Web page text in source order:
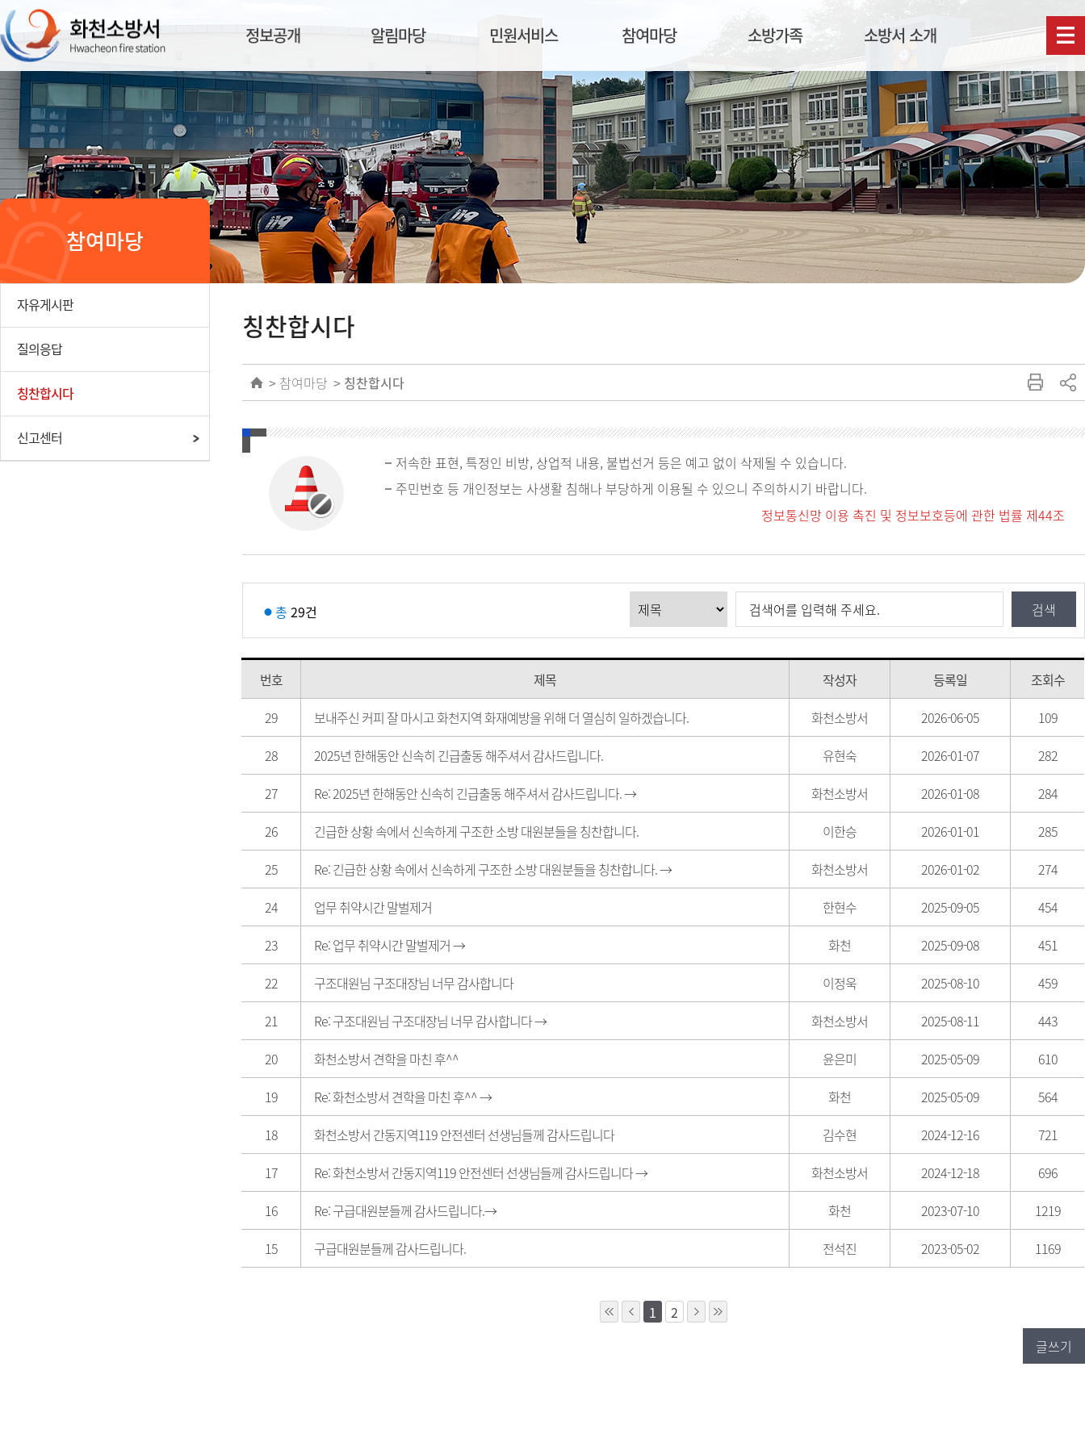
정보공개 알림마당 민원서비스 참여마당 소방가족 소방서 소개
참여마당
자유게시판
질의응답
칭찬합시다
신고센터
칭찬합시다
참여마당 칭찬합시다
저속한 표현, 특정인 비방, 상업적 내용, 불법선거 등은 예고 없이 삭제될 수 있습니다.
주민번호 등 개인정보는 사생활 침해나 부당하게 이용될 수 있으니 주의하시기 바랍니다.
정보통신망 이용 촉진 및 정보보호등에 관한 법률 제44조
총 29건
번호 제목 작성자 등록일
조회수
29
보내주신 커피 잘 마시고 화천지역 화재예방을 위해 더 열심히 일하겠습니다. 화천소방서 2026-06-05
109
28
2025년 한해동안 신속히 긴급출동 해주셔서 감사드립니다. 유현숙 2026-01-07
282
27
Re: 2025년 한해동안 신속히 긴급출동 해주셔서 감사드립니다.→ 화천소방서 2026-01-08
284
26
긴급한 상황 속에서 신속하게 구조한 소방 대원분들을 칭찬합니다. 이한승 2026-01-01
285
25
Re: 긴급한 상황 속에서 신속하게 구조한 소방 대원분들을 칭찬합니다.→ 화천소방서 2026-01-02
274
24
업무 취약시간 말벌제거 한현수 2025-09-05
454
23
Re: 업무 취약시간 말벌제거→ 화천 2025-09-08
451
22
구조대원님 구조대장님 너무 감사합니다 이정욱 2025-08-10
459
21
Re: 구조대원님 구조대장님 너무 감사합니다→ 화천소방서 2025-08-11
443
20
화천소방서 견학을 마친 후^^ 윤은미 2025-05-09
610
19
Re: 화천소방서 견학을 마친 후^^→ 화천 2025-05-09
564
18
화천소방서 간동지역119 안전센터 선생님들께 감사드립니다 김수현 2024-12-16
721
17
Re: 화천소방서 간동지역119 안전센터 선생님들께 감사드립니다→ 화천소방서 2024-12-18
696
16
Re: 구급대원분들께 감사드립니다.→ 화천 2023-07-10
1219
15
구급대원분들께 감사드립니다. 전석진 2023-05-02 1169
1
2
글쓰기